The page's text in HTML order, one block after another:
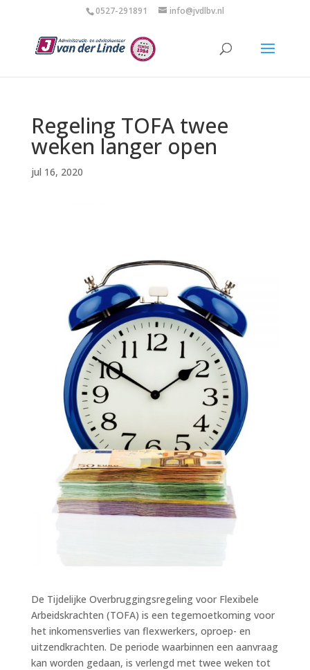
0527-291891 info@jvdlbv.nl
Regeling TOFA twee
weken langer open
jul 16, 2020
De Tijdelijke Overbruggingsregeling voor Flexibele
Arbeidskrachten (TOFA) is een tegemoetkoming voor
het inkomensverlies van flexwerkers, oproep- en
uitzendkrachten. De periode waarbinnen een aanvraag
kan worden gedaan, is verlengd met twee weken tot